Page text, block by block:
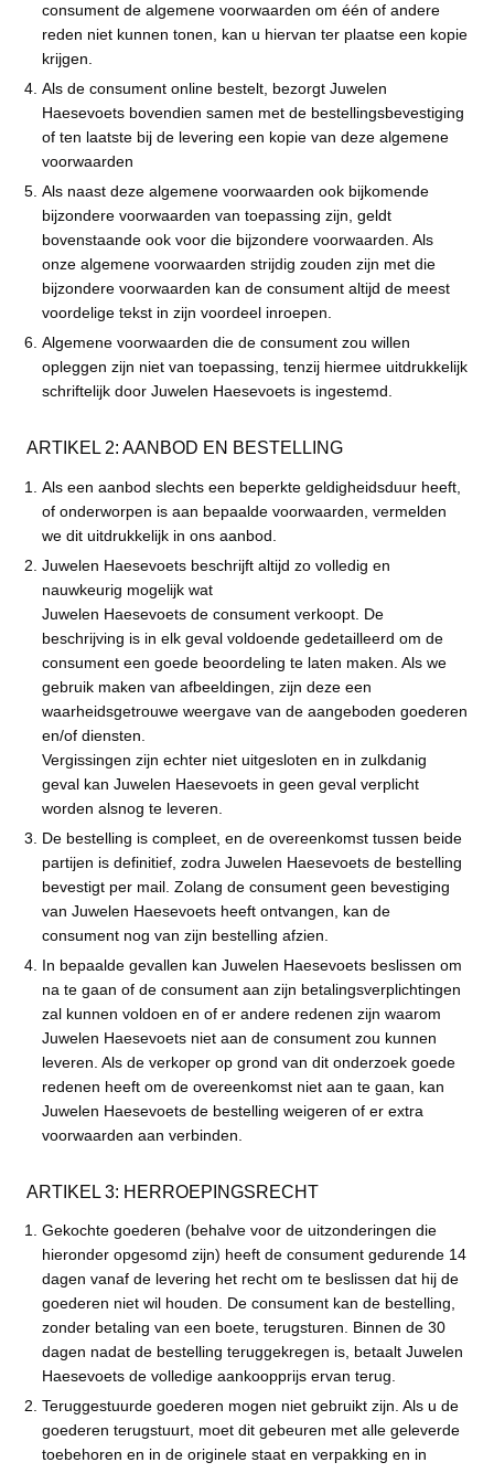
consument de algemene voorwaarden om één of andere
reden niet kunnen tonen, kan u hiervan ter plaatse een kopie
krijgen.
Als de consument online bestelt, bezorgt Juwelen
Haesevoets bovendien samen met de bestellingsbevestiging
of ten laatste bij de levering een kopie van deze algemene
voorwaarden
Als naast deze algemene voorwaarden ook bijkomende
bijzondere voorwaarden van toepassing zijn, geldt
bovenstaande ook voor die bijzondere voorwaarden. Als
onze algemene voorwaarden strijdig zouden zijn met die
bijzondere voorwaarden kan de consument altijd de meest
voordelige tekst in zijn voordeel inroepen.
Algemene voorwaarden die de consument zou willen
opleggen zijn niet van toepassing, tenzij hiermee uitdrukkelijk
schriftelijk door Juwelen Haesevoets is ingestemd.
ARTIKEL 2: AANBOD EN BESTELLING
Als een aanbod slechts een beperkte geldigheidsduur heeft,
of onderworpen is aan bepaalde voorwaarden, vermelden
we dit uitdrukkelijk in ons aanbod.
Juwelen Haesevoets beschrijft altijd zo volledig en
nauwkeurig mogelijk wat
Juwelen Haesevoets de consument verkoopt. De
beschrijving is in elk geval voldoende gedetailleerd om de
consument een goede beoordeling te laten maken. Als we
gebruik maken van afbeeldingen, zijn deze een
waarheidsgetrouwe weergave van de aangeboden goederen
en/of diensten.
Vergissingen zijn echter niet uitgesloten en in zulkdanig
geval kan Juwelen Haesevoets in geen geval verplicht
worden alsnog te leveren.
De bestelling is compleet, en de overeenkomst tussen beide
partijen is definitief, zodra Juwelen Haesevoets de bestelling
bevestigt per mail. Zolang de consument geen bevestiging
van Juwelen Haesevoets heeft ontvangen, kan de
consument nog van zijn bestelling afzien.
In bepaalde gevallen kan Juwelen Haesevoets beslissen om
na te gaan of de consument aan zijn betalingsverplichtingen
zal kunnen voldoen en of er andere redenen zijn waarom
Juwelen Haesevoets niet aan de consument zou kunnen
leveren. Als de verkoper op grond van dit onderzoek goede
redenen heeft om de overeenkomst niet aan te gaan, kan
Juwelen Haesevoets de bestelling weigeren of er extra
voorwaarden aan verbinden.
ARTIKEL 3: HERROEPINGSRECHT
Gekochte goederen (behalve voor de uitzonderingen die
hieronder opgesomd zijn) heeft de consument gedurende 14
dagen vanaf de levering het recht om te beslissen dat hij de
goederen niet wil houden. De consument kan de bestelling,
zonder betaling van een boete, terugsturen. Binnen de 30
dagen nadat de bestelling teruggekregen is, betaalt Juwelen
Haesevoets de volledige aankoopprijs ervan terug.
Teruggestuurde goederen mogen niet gebruikt zijn. Als u de
goederen terugstuurt, moet dit gebeuren met alle geleverde
toebehoren en in de originele staat en verpakking en in